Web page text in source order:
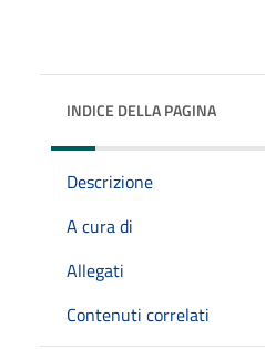
INDICE DELLA PAGINA
Descrizione
A cura di
Allegati
Contenuti correlati